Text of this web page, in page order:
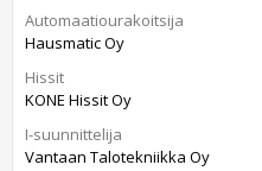
Automaatiourakoitsija
Hausmatic Oy
Hissit
KONE Hissit Oy
I-suunnittelija
Vantaan Talotekniikka Oy